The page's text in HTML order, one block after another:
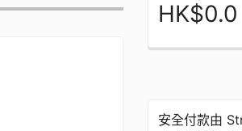
HK$0.0
安全付款由